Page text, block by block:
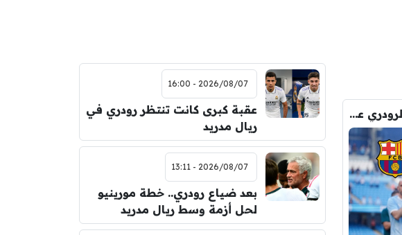
كواليس مثيرة … ماذا قال غوارديولا لرودري عند استشارته عن ريال مدريد وبرشلونة
2026/08/07 - 16:00
عقبة كبرى كانت تنتظر رودري في
ريال مدريد
2026/08/07 - 13:11
بعد ضياع رودري.. خطة مورينيو
لحل أزمة وسط ريال مدريد